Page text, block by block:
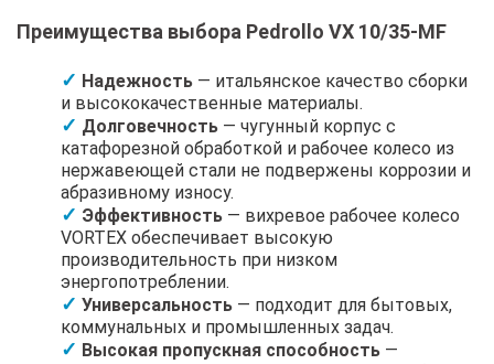
Преимущества выбора Pedrollo VX 10/35-MF
Надежность — итальянское качество сборки
и высококачественные материалы.
Долговечность — чугунный корпус с
катафорезной обработкой и рабочее колесо из
нержавеющей стали не подвержены коррозии и
абразивному износу.
Эффективность — вихревое рабочее колесо
VORTEX обеспечивает высокую
производительность при низком
энергопотреблении.
Универсальность — подходит для бытовых,
коммунальных и промышленных задач.
Высокая пропускная способность —